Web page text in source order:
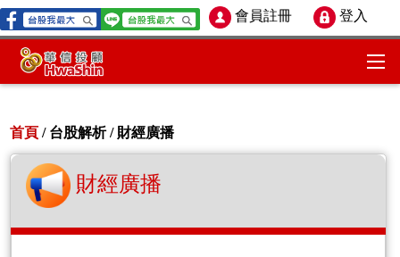
會員註冊 登入
首頁 / 台股解析 / 財經廣播
財經廣播